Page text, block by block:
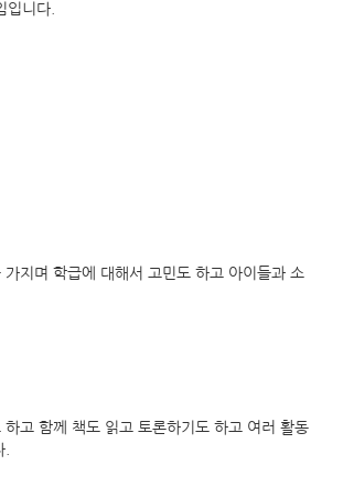
입니다.
가지며 학급에 대해서 고민도 하고 아이들과 소
하고 함께 책도 읽고 토론하기도 하고 여러 활동